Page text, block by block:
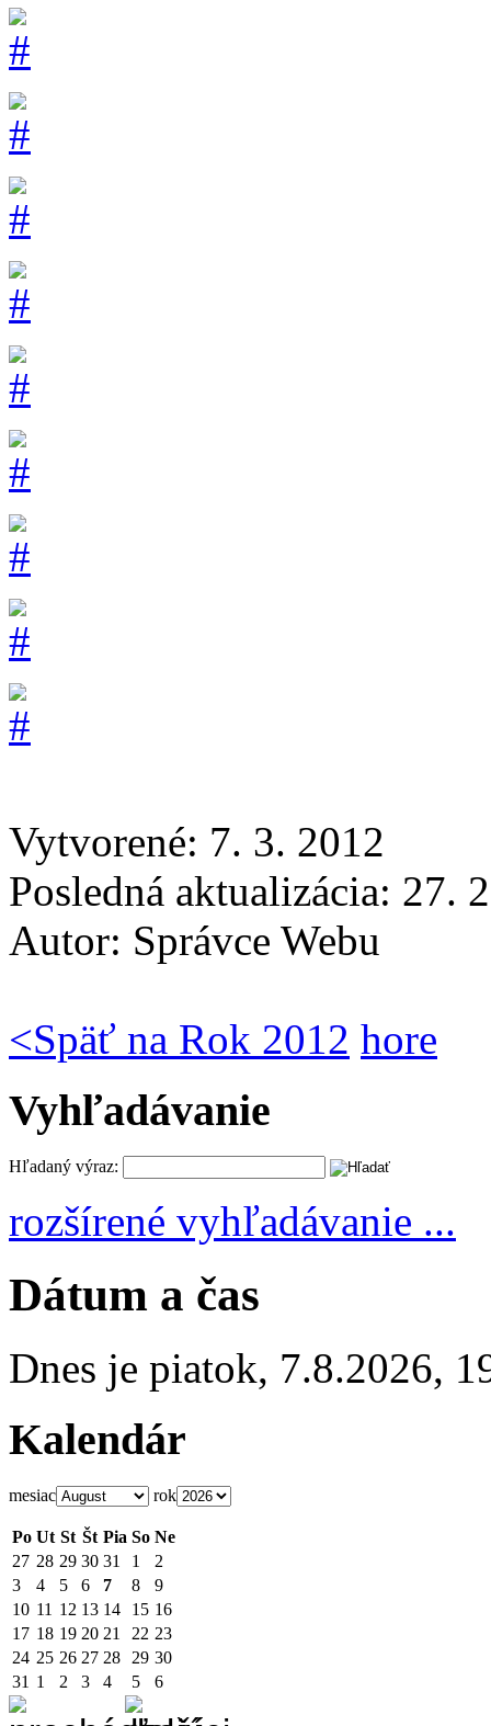
Vytvorené: 7. 3. 2012
Posledná aktualizácia: 27.
Autor: Správce Webu
<Späť na Rok 2012 hore
Vyhľadávanie
Hľadaný výraz:
rozšírené vyhľadávanie ...
Dátum a čas
Dnes je piatok, 7.8.2026,
Kalendár
mesiac rok
Po Ut St Št Pia So Ne
27 28 29 30 31 1
2
3
4 5 6 7 8
9
10 11 12 13 14 15 16
17 18 19 20 21 22 23
24 25 26 27 28 29 30
31 1 2 3 4 5 6